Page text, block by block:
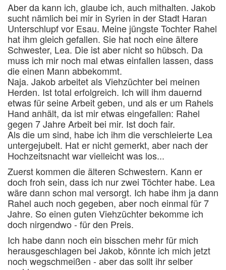
Aber da kann ich, glaube ich, auch mithalten. Jakob
sucht nämlich bei mir in Syrien in der Stadt Haran
Unterschlupf vor Esau. Meine jüngste Tochter Rahel
hat ihm gleich gefallen. Sie hat noch eine ältere
Schwester, Lea. Die ist aber nicht so hübsch. Da
muss ich mir noch mal etwas einfallen lassen, dass
die einen Mann abbekommt.
Naja. Jakob arbeitet als Viehzüchter bei meinen
Herden. Ist total erfolgreich. Ich will ihm dauernd
etwas für seine Arbeit geben, und als er um Rahels
Hand anhält, da ist mir etwas eingefallen: Rahel
gegen 7 Jahre Arbeit bei mir. Ist doch fair.
Als die um sind, habe ich ihm die verschleierte Lea
untergejubelt. Hat er nicht gemerkt, aber nach der
Hochzeitsnacht war vielleicht was los...
Zuerst kommen die älteren Schwestern. Kann er
doch froh sein, dass ich nur zwei Töchter habe. Lea
wäre dann schon mal versorgt. Ich habe ihm ja dann
Rahel auch noch gegeben, aber noch einmal für 7
Jahre. So einen guten Viehzüchter bekomme ich
doch nirgendwo - für den Preis.
Ich habe dann noch ein bisschen mehr für mich
herausgeschlagen bei Jakob, könnte ich mich jetzt
noch wegschmeißen - aber das sollt ihr selber